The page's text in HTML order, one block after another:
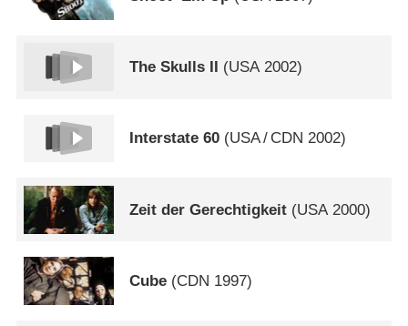
The Skulls II (USA2002)
Interstate 60 (USA/ CDN 2002)
Zeit der Gerechtigkeit (USA 2000)
Cube (CDN 1997)